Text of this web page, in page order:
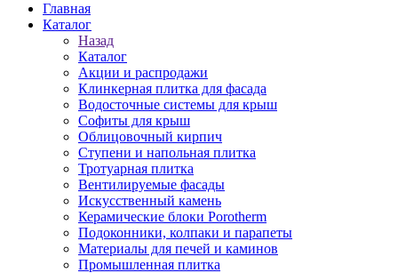
Главная
Каталог
Назад
Каталог
Акции и распродажи
Клинкерная плитка для фасада
Водосточные системы для крыш
Софиты для крыш
Облицовочный кирпич
Ступени и напольная плитка
Тротуарная плитка
Вентилируемые фасады
Искусственный камень
Керамические блоки Porotherm
Подоконники, колпаки и парапеты
Материалы для печей и каминов
Промышленная плитка